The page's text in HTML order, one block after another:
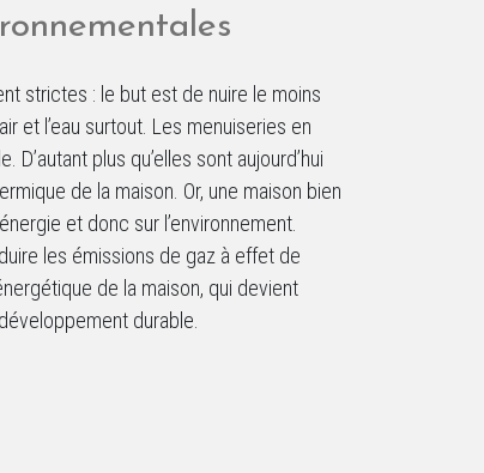
strictes : le but est de nuire le moins
et l’eau surtout. Les menuiseries en
plus qu’elles sont aujourd’hui
de la maison. Or, une maison bien
et donc sur l’environnement.
les émissions de gaz à effet de
de la maison, qui devient
durable.